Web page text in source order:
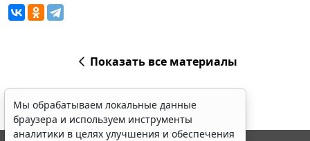
Показать все материалы
Мы обрабатываем локальные данные
браузера и используем инструменты
аналитики в целях улучшения и обеспечения